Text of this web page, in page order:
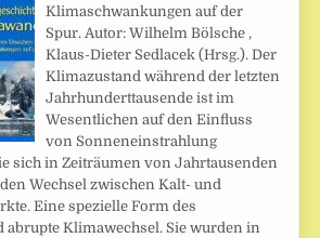
Klimaschwankungen auf der
Spur. Autor: Wilhelm Bölsche ,
Klaus-Dieter Sedlacek (Hrsg.). Der
Klimazustand während der letzten
Jahrhunderttausende ist im
Wesentlichen auf den Einfluss
von Sonneneinstrahlung
sich in Zeiträumen von Jahrtausenden
Wechsel zwischen Kalt- und
Eine spezielle Form des
Klimawechsel. Sie wurden in